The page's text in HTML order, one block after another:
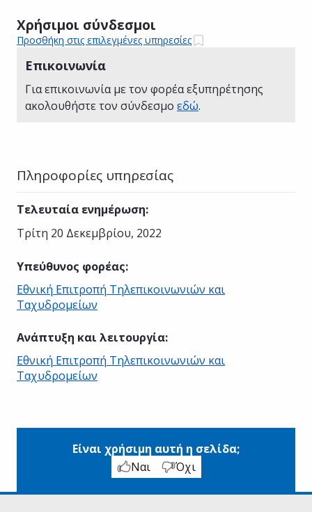
Χρήσιμοι σύνδεσμοι
Προσθήκη στις επιλεγμένες υπηρεσίες
Επικοινωνία
Για επικοινωνία με τον φορέα εξυπηρέτησης
ακολουθήστε τον σύνδεσμο εδώ.
Πληροφορίες υπηρεσίας
Τελευταία ενημέρωση:
Τρίτη 20 Δεκεμβρίου, 2022
Υπεύθυνος φορέας:
Εθνική Επιτροπή Τηλεπικοινωνιών και
Ταχυδρομείων
Ανάπτυξη και λειτουργία:
Εθνική Επιτροπή Τηλεπικοινωνιών και
Ταχυδρομείων
Είναι χρήσιμη αυτή η σελίδα;
Ναι
Όχι